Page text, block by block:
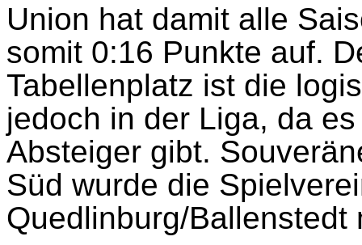
Union hat damit alle
somit 0:16 Punkte auf.
Tabellenplatz ist die
jedoch in der Liga, da
Absteiger gibt.
Süd wurde die
Quedlinburg/Ballenstedt